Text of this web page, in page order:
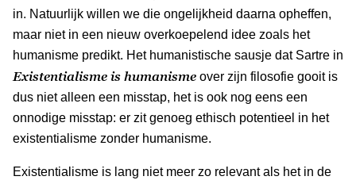
in. Natuurlijk willen we die ongelijkheid daarna opheffen,
maar niet in een nieuw overkoepelend idee zoals het
humanisme predikt. Het humanistische sausje dat Sartre in
Existentialisme is humanisme over zijn filosofie gooit is
dus niet alleen een misstap, het is ook nog eens een
onnodige misstap: er zit genoeg ethisch potentieel in het
existentialisme zonder humanisme.
Existentialisme is lang niet meer zo relevant als het in de